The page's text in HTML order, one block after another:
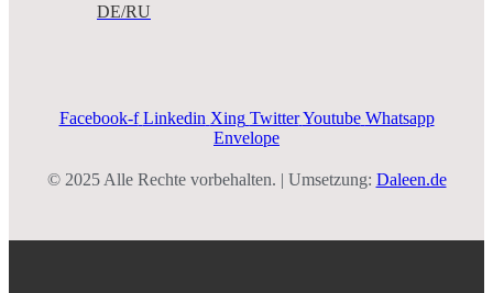
DE/RU
Facebook-f Linkedin Xing Twitter Youtube Whatsapp
Envelope
© 2025 Alle Rechte vorbehalten. | Umsetzung: Daleen.de